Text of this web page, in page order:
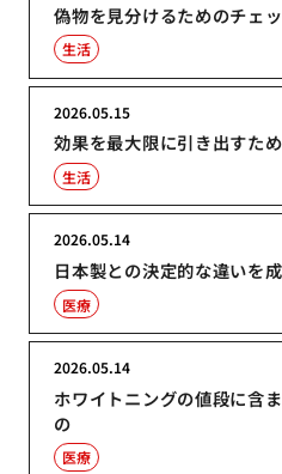
偽物を見分けるためのチェ
生活
効果を最大限に引き出すた
2026.05.15
生活
日本製との決定的な違いを
2026.05.14
医療
ホワイトニングの値段に含
の
2026.05.14
医療